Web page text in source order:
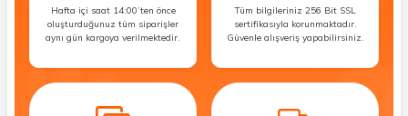
Hafta içi saat 14:00’ten önce
oluşturduğunuz tüm siparişler
aynı gün kargoya verilmektedir.
Tüm bilgileriniz 256 Bit SSL
sertifikasıyla korunmaktadır.
Güvenle alışveriş yapabilirsiniz.